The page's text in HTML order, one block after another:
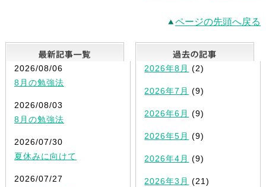
ページの先頭へ戻る
最新記事一覧
2026/08/06
8月の勉強法
2026/08/03
8月の勉強法
2026/07/30
夏休みに向けて
2026/07/27
2026年8月 (2)
2026年7月 (9)
2026年6月 (9)
2026年5月 (9)
2026年4月 (9)
2026年3月 (21)